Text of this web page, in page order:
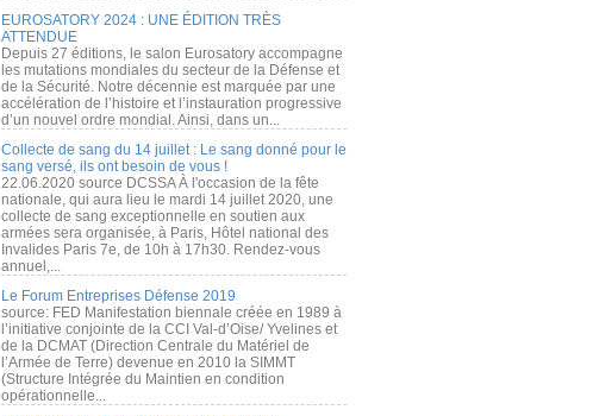
EUROSATORY 2024 : UNE ÉDITION TRÈS
ATTENDUE
Depuis 27 éditions, le salon Eurosatory accompagne
les mutations mondiales du secteur de la Défense et
de la Sécurité. Notre décennie est marquée par une
accélération de l’histoire et l’instauration progressive
d’un nouvel ordre mondial. Ainsi, dans un...
Collecte de sang du 14 juillet : Le sang donné pour le
sang versé, ils ont besoin de vous !
22.06.2020 source DCSSA À l'occasion de la fête
nationale, qui aura lieu le mardi 14 juillet 2020, une
collecte de sang exceptionnelle en soutien aux
armées sera organisée, à Paris, Hôtel national des
Invalides Paris 7e, de 10h à 17h30. Rendez-vous
annuel,...
Le Forum Entreprises Défense 2019
source: FED Manifestation biennale créée en 1989 à
l’initiative conjointe de la CCI Val-d’Oise/ Yvelines et
de la DCMAT (Direction Centrale du Matériel de
l’Armée de Terre) devenue en 2010 la SIMMT
(Structure Intégrée du Maintien en condition
opérationnelle...